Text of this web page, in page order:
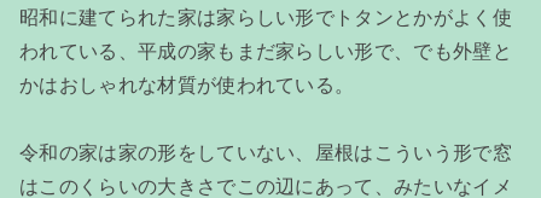
昭和に建てられた家は家らしい形でトタンとかがよく使
われている、平成の家もまだ家らしい形で、でも外壁と
かはおしゃれな材質が使われている。
令和の家は家の形をしていない、屋根はこういう形で窓
はこのくらいの大きさでこの辺にあって、みたいなイメ